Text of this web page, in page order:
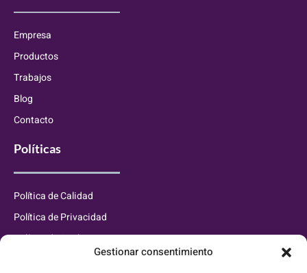
Gestionar consentimiento
Empresa
Productos
Trabajos
Blog
Contacto
Políticas
Política de Calidad
Política de Privacidad
Política de Cookies